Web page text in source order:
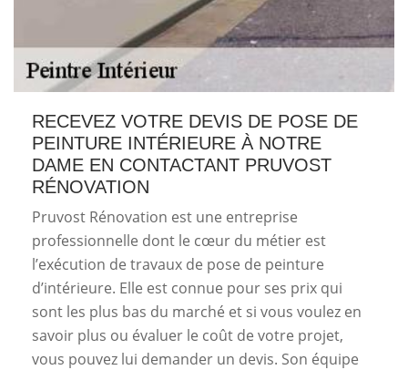
RECEVEZ VOTRE DEVIS DE POSE DE
PEINTURE INTÉRIEURE À NOTRE
DAME EN CONTACTANT PRUVOST
RÉNOVATION
Pruvost Rénovation est une entreprise
professionnelle dont le cœur du métier est
l’exécution de travaux de pose de peinture
d’intérieure. Elle est connue pour ses prix qui
sont les plus bas du marché et si vous voulez en
savoir plus ou évaluer le coût de votre projet,
vous pouvez lui demander un devis. Son équipe